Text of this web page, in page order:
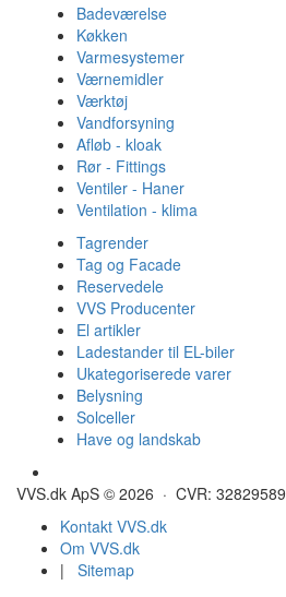
Badeværelse
Køkken
Varmesystemer
Værnemidler
Værktøj
Vandforsyning
Afløb - kloak
Rør - Fittings
Ventiler - Haner
Ventilation - klima
Tagrender
Tag og Facade
Reservedele
VVS Producenter
El artikler
Ladestander til EL-biler
Ukategoriserede varer
Belysning
Solceller
Have og landskab
VVS.dk ApS © 2026 · CVR: 32829589
Kontakt VVS.dk
Om VVS.dk
| Sitemap